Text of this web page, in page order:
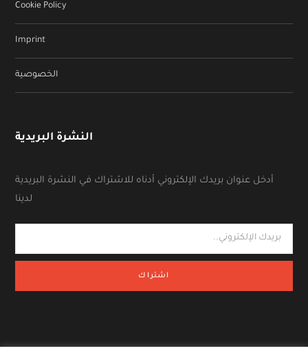
Cookie Policy
Imprint
الخصوصية
النشرة البريدية
أدخل عنوان بريدك الإلكتروني أدناه للاشتراك في النشرة البريدية
لدينا